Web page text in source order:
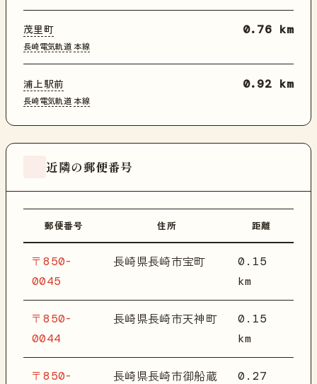
茂里町
長崎電気軌道 本線
0.76 km
浦上駅前
長崎電気軌道 本線
0.92 km
近隣の郵便番号
郵便番号 住所 距離
〒850-
0045
長崎県長崎市宝町
0.15
km
〒850-
0044
長崎県長崎市天神町
0.15
km
〒850- 長崎県長崎市御船蔵 0.27